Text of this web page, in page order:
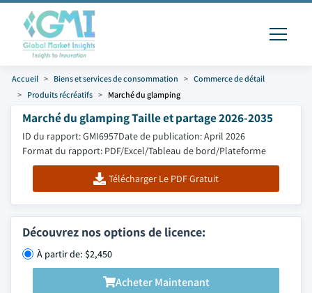
Accueil Biens et services de consommation
Commerce de détail
Produits récréatifs
Marché du glamping
Marché du glamping Taille et partage 2026-2035
ID du rapport: GMI6957Date de publication: April 2026
Format du rapport: PDF/Excel/Tableau de bord/Plateforme
Télécharger Le PDF Gratuit
Découvrez nos options de licence:
À partir de: $2,450
Acheter Maintenant